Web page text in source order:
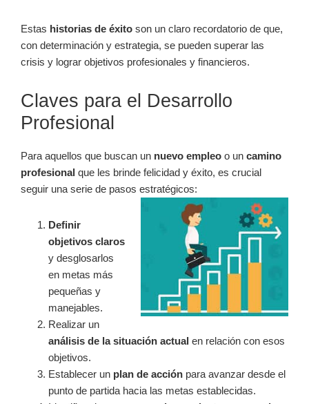
Estas historias de éxito son un claro recordatorio de que,
con determinación y estrategia, se pueden superar las
crisis y lograr objetivos profesionales y financieros.
Claves para el Desarrollo
Profesional
Para aquellos que buscan un nuevo empleo o un camino
profesional que les brinde felicidad y éxito, es crucial
seguir una serie de pasos estratégicos:
Definir
objetivos claros
y desglosarlos
en metas más
pequeñas y
manejables.
Realizar un
análisis de la situación actual en relación con esos
objetivos.
Establecer un plan de acción para avanzar desde el
punto de partida hacia las metas establecidas.